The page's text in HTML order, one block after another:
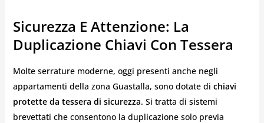
Sicurezza E Attenzione: La
Duplicazione Chiavi Con Tessera
Molte serrature moderne, oggi presenti anche negli
appartamenti della zona Guastalla, sono dotate di chiavi
protette da tessera di sicurezza. Si tratta di sistemi
brevettati che consentono la duplicazione solo previa